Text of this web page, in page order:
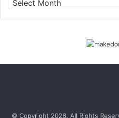
© Copyright 2026, All Rights